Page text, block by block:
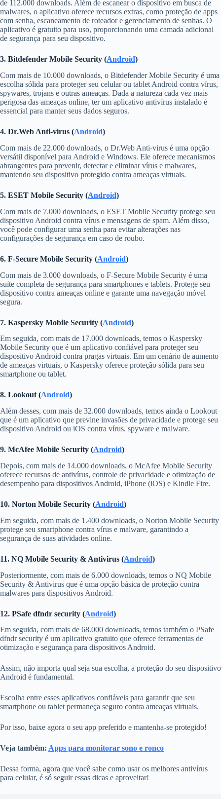
de 112.000 downloads. Além de escanear o dispositivo em busca de
malwares, o aplicativo oferece recursos extras, como proteção de apps
com senha, escaneamento de roteador e gerenciamento de senhas. O
aplicativo é gratuito para uso, proporcionando uma camada adicional
de segurança para seu dispositivo.
3. Bitdefender Mobile Security (Android)
Com mais de 10.000 downloads, o Bitdefender Mobile Security é uma
escolha sólida para proteger seu celular ou tablet Android contra vírus,
spywares, trojans e outras ameaças. Dada a natureza cada vez mais
perigosa das ameaças online, ter um aplicativo antivírus instalado é
essencial para manter seus dados seguros.
4. Dr.Web Anti-virus (Android)
Com mais de 22.000 downloads, o Dr.Web Anti-virus é uma opção
versátil disponível para Android e Windows. Ele oferece mecanismos
abrangentes para prevenir, detectar e eliminar vírus e malwares,
mantendo seu dispositivo protegido contra ameaças virtuais.
5. ESET Mobile Security (Android)
Com mais de 7.000 downloads, o ESET Mobile Security protege seu
dispositivo Android contra vírus e mensagens de spam. Além disso,
você pode configurar uma senha para evitar alterações nas
configurações de segurança em caso de roubo.
6. F-Secure Mobile Security (Android)
Com mais de 3.000 downloads, o F-Secure Mobile Security é uma
suíte completa de segurança para smartphones e tablets. Protege seu
dispositivo contra ameaças online e garante uma navegação móvel
segura.
7. Kaspersky Mobile Security (Android)
Em seguida, com mais de 17.000 downloads, temos o Kaspersky
Mobile Security que é um aplicativo confiável para proteger seu
dispositivo Android contra pragas virtuais. Em um cenário de aumento
de ameaças virtuais, o Kaspersky oferece proteção sólida para seu
smartphone ou tablet.
8. Lookout (Android)
Além desses, com mais de 32.000 downloads, temos ainda o Lookout
que é um aplicativo que previne invasões de privacidade e protege seu
dispositivo Android ou iOS contra vírus, spyware e malware.
9. McAfee Mobile Security (Android)
Depois, com mais de 14.000 downloads, o McAfee Mobile Security
oferece recursos de antivírus, controle de privacidade e otimização de
desempenho para dispositivos Android, iPhone (iOS) e Kindle Fire.
10. Norton Mobile Security (Android)
Em seguida, com mais de 1.400 downloads, o Norton Mobile Security
protege seu smartphone contra vírus e malware, garantindo a
segurança de suas atividades online.
11. NQ Mobile Security & Antivirus (Android)
Posteriormente, com mais de 6.000 downloads, temos o NQ Mobile
Security & Antivirus que é uma opção básica de proteção contra
malwares para dispositivos Android.
12. PSafe dfndr security (Android)
Em seguida, com mais de 68.000 downloads, temos também o PSafe
dfndr security é um aplicativo gratuito que oferece ferramentas de
otimização e segurança para dispositivos Android.
Assim, não importa qual seja sua escolha, a proteção do seu dispositivo
Android é fundamental.
Escolha entre esses aplicativos confiáveis para garantir que seu
smartphone ou tablet permaneça seguro contra ameaças virtuais.
Por isso, baixe agora o seu app preferido e mantenha-se protegido!
Veja também: Apps para monitorar sono e ronco
Dessa forma, agora que você sabe como usar os melhores antivírus
para celular, é só seguir essas dicas e aproveitar!